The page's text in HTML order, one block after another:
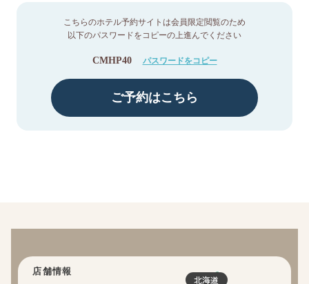
こちらのホテル予約サイトは会員限定閲覧のため
以下のパスワードをコピーの上進んでください
CMHP40 パスワードをコピー
ご予約はこちら
店舗情報
北海道